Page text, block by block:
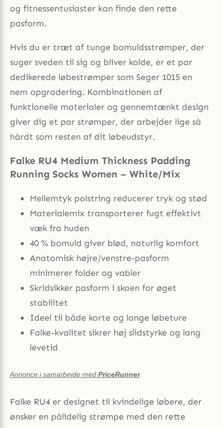
og fitnessentusiaster kan finde den rette
pasform.
Hvis du er træt af tunge bomuldsstrømper, der
suger sveden til sig og bliver kolde, er et par
dedikerede løbestrømper som Seger 1015 en
nem opgradering. Kombinationen af
funktionelle materialer og gennemtænkt design
giver dig et par strømper, der arbejder lige så
hårdt som resten af dit løbeudstyr.
Falke RU4 Medium Thickness Padding
Running Socks Women – White/Mix
Mellemtyk polstring reducerer tryk og stød
Materialemix transporterer fugt effektivt
væk fra huden
40 % bomuld giver blød, naturlig komfort
Anatomisk højre/venstre-pasform
minimerer folder og vabler
Skridsikker pasform i skoen for øget
stabilitet
Ideel til både korte og lange løbeture
Falke-kvalitet sikrer høj slidstyrke og lang
levetid
Annonce i samarbejde med PriceRunner
Falke RU4 er designet til kvindelige løbere, der
ønsker en pålidelig strømpe med den rette